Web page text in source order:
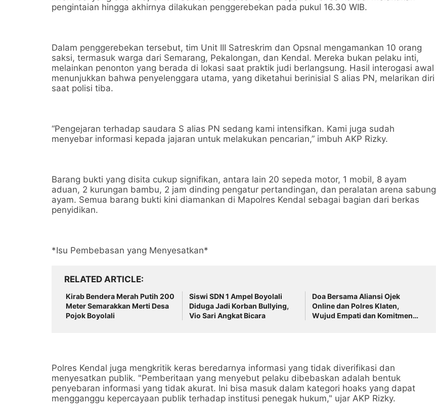
pengintaian hingga akhirnya dilakukan penggerebekan pada pukul 16.30 WIB.
Dalam penggerebekan tersebut, tim Unit III Satreskrim dan Opsnal mengamankan 10 orang
saksi, termasuk warga dari Semarang, Pekalongan, dan Kendal. Mereka bukan pelaku inti,
melainkan penonton yang berada di lokasi saat praktik judi berlangsung. Hasil interogasi awal
menunjukkan bahwa penyelenggara utama, yang diketahui berinisial S alias PN, melarikan diri
saat polisi tiba.
“Pengejaran terhadap saudara S alias PN sedang kami intensifkan. Kami juga sudah
menyebar informasi kepada jajaran untuk melakukan pencarian,” imbuh AKP Rizky.
Barang bukti yang disita cukup signifikan, antara lain 20 sepeda motor, 1 mobil, 8 ayam
aduan, 2 kurungan bambu, 2 jam dinding pengatur pertandingan, dan peralatan arena sabung
ayam. Semua barang bukti kini diamankan di Mapolres Kendal sebagai bagian dari berkas
penyidikan.
*Isu Pembebasan yang Menyesatkan*
RELATED ARTICLE
Kirab Bendera Merah Putih 200
Meter Semarakkan Merti Desa
Pojok Boyolali
Siswi SDN 1 Ampel Boyolali
Diduga Jadi Korban Bullying,
Vio Sari Angkat Bicara
Doa Bersama Aliansi Ojek
Online dan Polres Klaten,
Wujud Empati dan Komitmen
Polres Kendal juga mengkritik keras beredarnya informasi yang tidak diverifikasi dan
menyesatkan publik. "Pemberitaan yang menyebut pelaku dibebaskan adalah bentuk
penyebaran informasi yang tidak akurat. Ini bisa masuk dalam kategori hoaks yang dapat
mengganggu kepercayaan publik terhadap institusi penegak hukum," ujar AKP Rizky.